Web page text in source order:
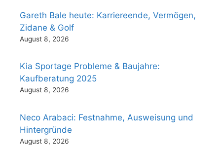
Gareth Bale heute: Karriereende, Vermögen,
Zidane & Golf
August 8, 2026
Kia Sportage Probleme & Baujahre:
Kaufberatung 2025
August 8, 2026
Neco Arabaci: Festnahme, Ausweisung und
Hintergründe
August 8, 2026